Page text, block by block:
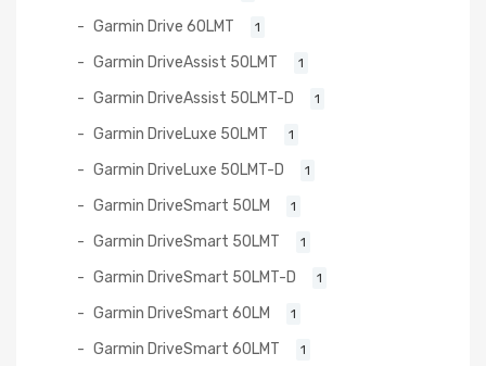
Garmin Drive 60LMT 1
Garmin DriveAssist 50LMT 1
Garmin DriveAssist 50LMT-D 1
Garmin DriveLuxe 50LMT 1
Garmin DriveLuxe 50LMT-D 1
Garmin DriveSmart 50LM 1
Garmin DriveSmart 50LMT 1
Garmin DriveSmart 50LMT-D 1
Garmin DriveSmart 60LM 1
Garmin DriveSmart 60LMT 1